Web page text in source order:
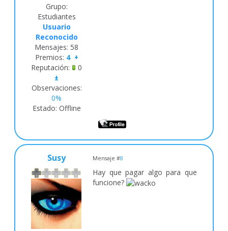
Grupo:
Estudiantes
Usuario
Reconocido
Mensajes: 58
Premios: 4 +
Reputación: 0
±
Observaciones:
0%
Estado: Offline
Susy Mensaje #8
Hay que pagar algo para que
funcione?